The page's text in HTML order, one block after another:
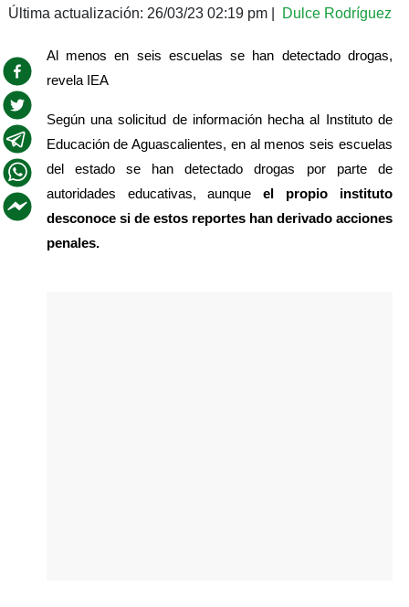
Última actualización: 26/03/23 02:19 pm Dulce Rodríguez
Al menos en seis escuelas se han detectado drogas,
revela IEA
Según una solicitud de información hecha al Instituto de
Educación de Aguascalientes, en al menos seis escuelas
del estado se han detectado drogas por parte de
autoridades educativas, aunque el propio instituto
desconoce si de estos reportes han derivado acciones
penales.